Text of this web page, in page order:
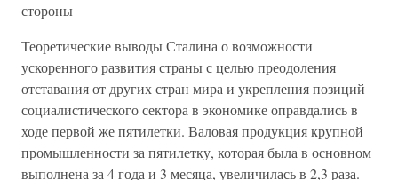
стороны
Теоретические выводы Сталина о возможности
ускоренного развития страны с целью преодоления
отставания от других стран мира и укрепления позиций
социалистического сектора в экономике оправдались в
ходе первой же пятилетки. Валовая продукция крупной
промышленности за пятилетку, которая была в основном
выполнена за 4 года и 3 месяца, увеличилась в 2,3 раза.